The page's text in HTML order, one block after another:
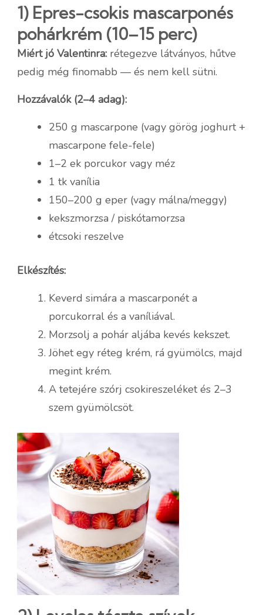
1) Epres-csokis mascarponés
pohárkrém (10–15 perc)
Miért jó Valentinra: rétegezve látványos, hűtve
pedig még finomabb — és nem kell sütni.
Hozzávalók (2–4 adag):
250 g mascarpone (vagy görög joghurt +
mascarpone fele-fele)
1–2 ek porcukor vagy méz
1 tk vanília
150–200 g eper (vagy málna/meggy)
kekszmorzsa / piskótamorzsa
étcsoki reszelve
Elkészítés:
Keverd simára a mascarponét a
porcukorral és a vaníliával.
Morzsolj a pohár aljába kevés kekszet.
Jöhet egy réteg krém, rá gyümölcs, majd
megint krém.
A tetejére szórj csokireszeléket és 2–3
szem gyümölcsöt.